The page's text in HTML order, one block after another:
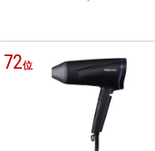
72位